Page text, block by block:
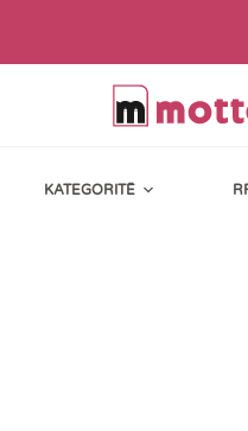
KATEGORITË